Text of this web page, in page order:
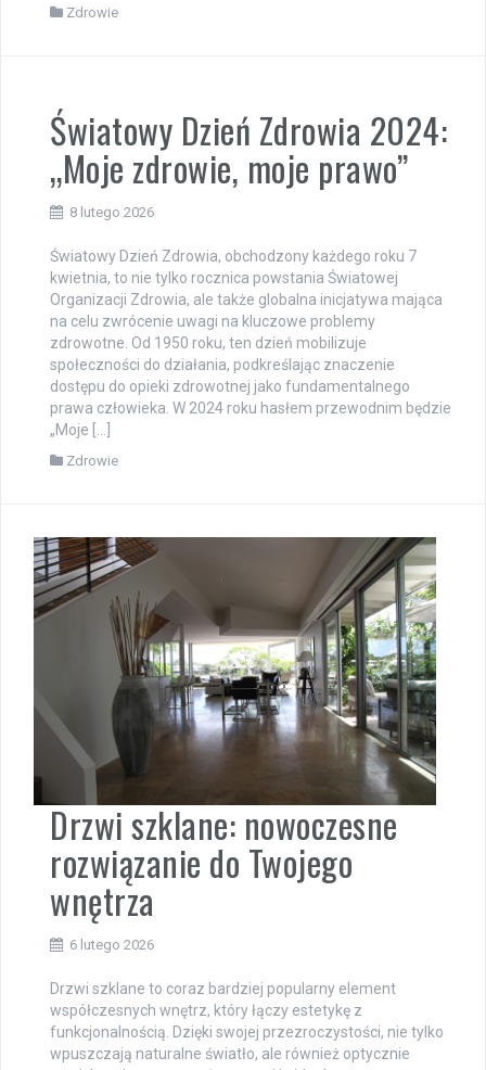
Zdrowie
Światowy Dzień Zdrowia 2024:
„Moje zdrowie, moje prawo”
8 lutego 2026
Światowy Dzień Zdrowia, obchodzony każdego roku 7
kwietnia, to nie tylko rocznica powstania Światowej
Organizacji Zdrowia, ale także globalna inicjatywa mająca
na celu zwrócenie uwagi na kluczowe problemy
zdrowotne. Od 1950 roku, ten dzień mobilizuje
społeczności do działania, podkreślając znaczenie
dostępu do opieki zdrowotnej jako fundamentalnego
prawa człowieka. W 2024 roku hasłem przewodnim będzie
„Moje […]
Zdrowie
Drzwi szklane: nowoczesne
rozwiązanie do Twojego
wnętrza
6 lutego 2026
Drzwi szklane to coraz bardziej popularny element
współczesnych wnętrz, który łączy estetykę z
funkcjonalnością. Dzięki swojej przezroczystości, nie tylko
wpuszczają naturalne światło, ale również optycznie